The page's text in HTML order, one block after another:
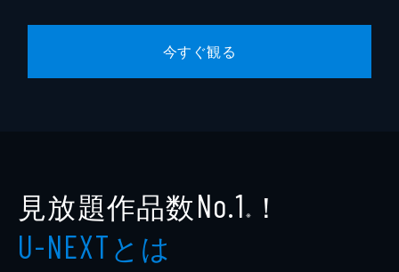
今すぐ観る
見放題作品数No.1 ※ ！
U-NEXTとは